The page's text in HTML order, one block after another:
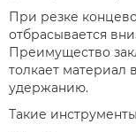
При резке
отбрасывается
Преимущество
толкает материал
удержанию.
Такие